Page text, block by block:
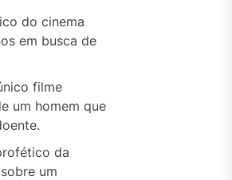
do cinema
em busca de
filme
um homem que
da
um